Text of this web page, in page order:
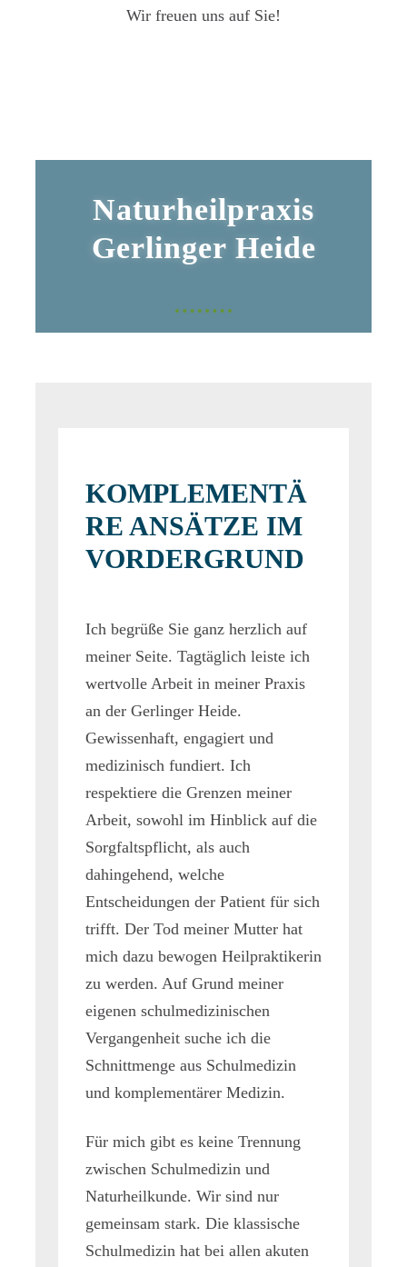
Wir freuen uns auf Sie!
Naturheilpraxis
Gerlinger Heide
KOMPLEMENTÄ
RE ANSÄTZE IM
VORDERGRUND
Ich begrüße Sie ganz herzlich auf
meiner Seite. Tagtäglich leiste ich
wertvolle Arbeit in meiner Praxis
an der Gerlinger Heide.
Gewissenhaft, engagiert und
medizinisch fundiert. Ich
respektiere die Grenzen meiner
Arbeit, sowohl im Hinblick auf die
Sorgfaltspflicht, als auch
dahingehend, welche
Entscheidungen der Patient für sich
trifft. Der Tod meiner Mutter hat
mich dazu bewogen Heilpraktikerin
zu werden. Auf Grund meiner
eigenen schulmedizinischen
Vergangenheit suche ich die
Schnittmenge aus Schulmedizin
und komplementärer Medizin.
Für mich gibt es keine Trennung
zwischen Schulmedizin und
Naturheilkunde. Wir sind nur
gemeinsam stark. Die klassische
Schulmedizin hat bei allen akuten